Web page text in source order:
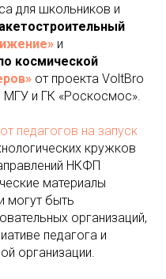
для школьников и
и
космической
от проекта VoltBro
и ГК «Роскосмос».
педагогов на запуск
кружков
НКФП
материалы
могут быть
организаций,
педагога и
организации.